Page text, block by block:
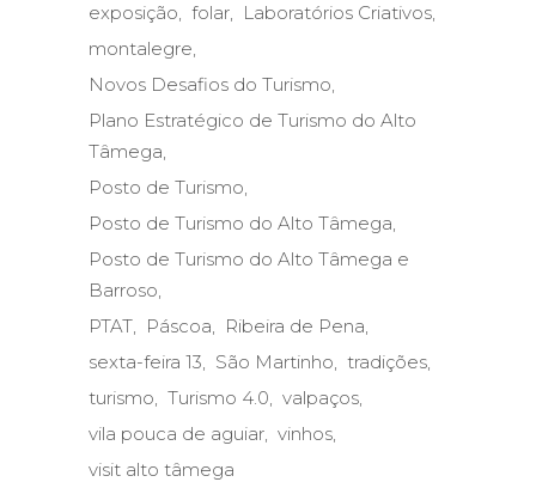
exposição
folar
Laboratórios Criativos
montalegre
Novos Desafios do Turismo
Plano Estratégico de Turismo do Alto
Tâmega
Posto de Turismo
Posto de Turismo do Alto Tâmega
Posto de Turismo do Alto Tâmega e
Barroso
PTAT
Páscoa
Ribeira de Pena
sexta-feira 13
São Martinho
tradições
turismo
Turismo 4.0
valpaços
vila pouca de aguiar vinhos
visit alto tâmega